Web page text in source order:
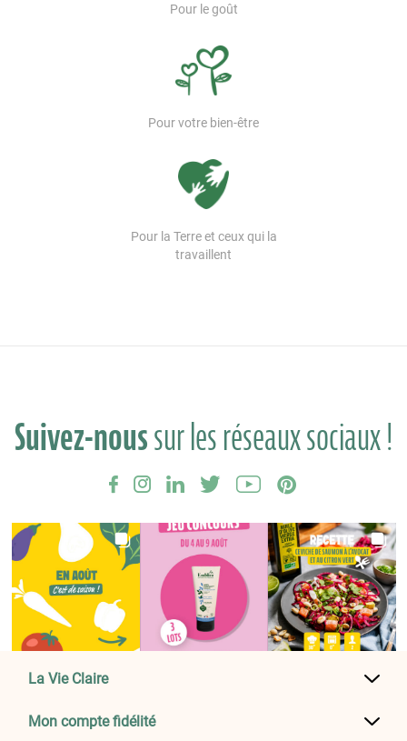
Pour le goût
Pour votre bien-être
Pour la Terre et ceux qui la
travaillent
Suivez-noussur les réseaux sociaux !
La Vie Claire
Mon compte fidélité